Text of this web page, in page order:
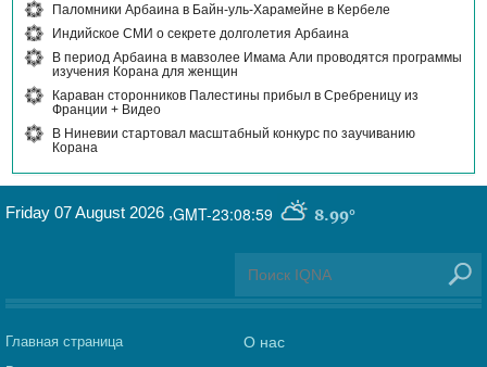
Паломники Арбаина в Байн-уль-Харамейне в Кербеле
Индийское СМИ о секрете долголетия Арбаина
В период Арбаина в мавзолее Имама Али проводятся программы
изучения Корана для женщин
Караван сторонников Палестины прибыл в Сребреницу из
Франции + Видео
В Ниневии стартовал масштабный конкурс по заучиванию
Корана
GMT-23:08:59 8.99°
Friday 07 August 2026 ,
Главная страница
О нас